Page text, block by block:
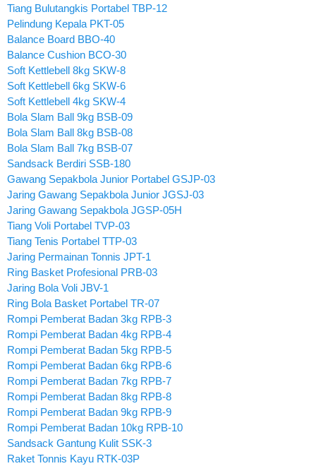
Tiang Bulutangkis Portabel TBP-12
Pelindung Kepala PKT-05
Balance Board BBO-40
Balance Cushion BCO-30
Soft Kettlebell 8kg SKW-8
Soft Kettlebell 6kg SKW-6
Soft Kettlebell 4kg SKW-4
Bola Slam Ball 9kg BSB-09
Bola Slam Ball 8kg BSB-08
Bola Slam Ball 7kg BSB-07
Sandsack Berdiri SSB-180
Gawang Sepakbola Junior Portabel GSJP-03
Jaring Gawang Sepakbola Junior JGSJ-03
Jaring Gawang Sepakbola JGSP-05H
Tiang Voli Portabel TVP-03
Tiang Tenis Portabel TTP-03
Jaring Permainan Tonnis JPT-1
Ring Basket Profesional PRB-03
Jaring Bola Voli JBV-1
Ring Bola Basket Portabel TR-07
Rompi Pemberat Badan 3kg RPB-3
Rompi Pemberat Badan 4kg RPB-4
Rompi Pemberat Badan 5kg RPB-5
Rompi Pemberat Badan 6kg RPB-6
Rompi Pemberat Badan 7kg RPB-7
Rompi Pemberat Badan 8kg RPB-8
Rompi Pemberat Badan 9kg RPB-9
Rompi Pemberat Badan 10kg RPB-10
Sandsack Gantung Kulit SSK-3
Raket Tonnis Kayu RTK-03P